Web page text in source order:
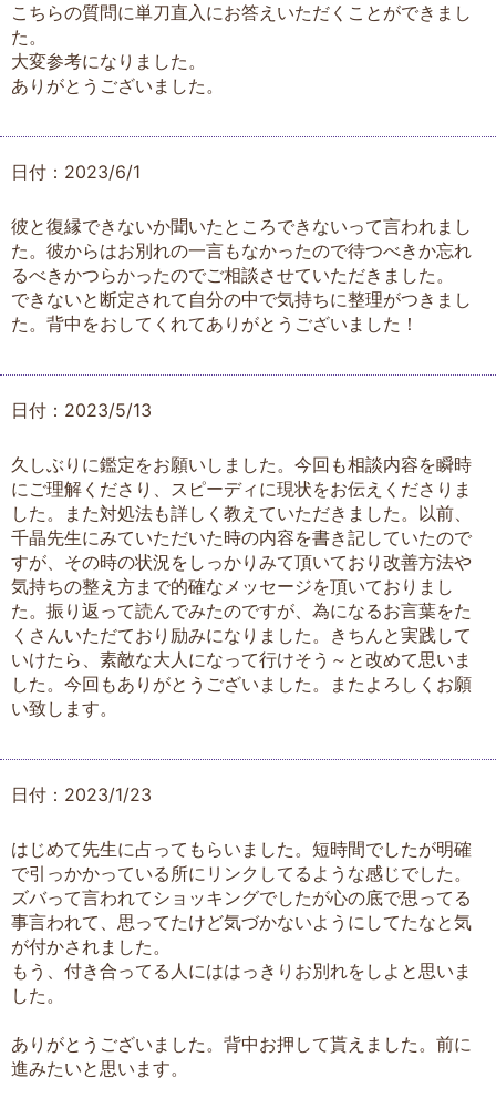
こちらの質問に単刀直入にお答えいただくことができまし
た。
大変参考になりました。
ありがとうございました。
日付：2023/6/1
彼と復縁できないか聞いたところできないって言われまし
た。彼からはお別れの一言もなかったので待つべきか忘れ
るべきかつらかったのでご相談させていただきました。
できないと断定されて自分の中で気持ちに整理がつきまし
た。背中をおしてくれてありがとうございました！
日付：2023/5/13
久しぶりに鑑定をお願いしました。今回も相談内容を瞬時
にご理解くださり、スピーディに現状をお伝えくださりま
した。また対処法も詳しく教えていただきました。以前、
千晶先生にみていただいた時の内容を書き記していたので
すが、その時の状況をしっかりみて頂いており改善方法や
気持ちの整え方まで的確なメッセージを頂いておりまし
た。振り返って読んでみたのですが、為になるお言葉をた
くさんいただており励みになりました。きちんと実践して
いけたら、素敵な大人になって行けそう～と改めて思いま
した。今回もありがとうございました。またよろしくお願
い致します。
日付：2023/1/23
はじめて先生に占ってもらいました。短時間でしたが明確
で引っかかっている所にリンクしてるような感じでした。
ズバって言われてショッキングでしたが心の底で思ってる
事言われて、思ってたけど気づかないようにしてたなと気
が付かされました。
もう、付き合ってる人にははっきりお別れをしよと思いま
した。
ありがとうございました。背中お押して貰えました。前に
進みたいと思います。